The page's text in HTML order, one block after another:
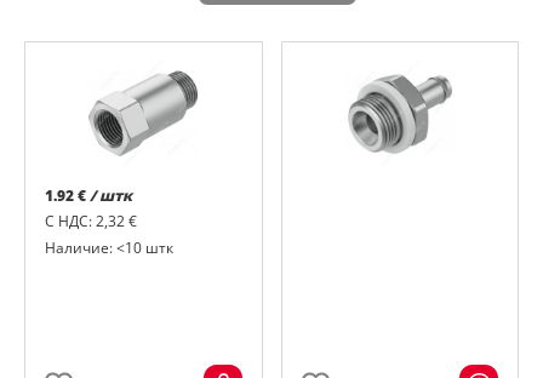
1.92 €/ штк
С НДС: 2,32 €
Наличие: <10 штк